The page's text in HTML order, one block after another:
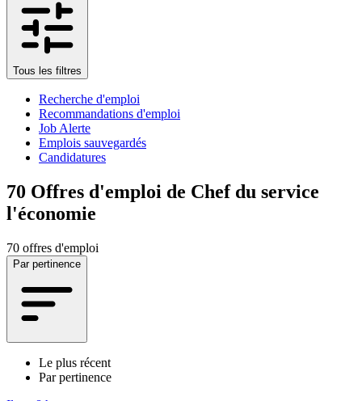
Tous les filtres
Recherche d'emploi
Recommandations d'emploi
Job Alerte
Emplois sauvegardés
Candidatures
70 Offres d'emploi de Chef du service
l'économie
70 offres d'emploi
Par pertinence
Le plus récent
Par pertinence